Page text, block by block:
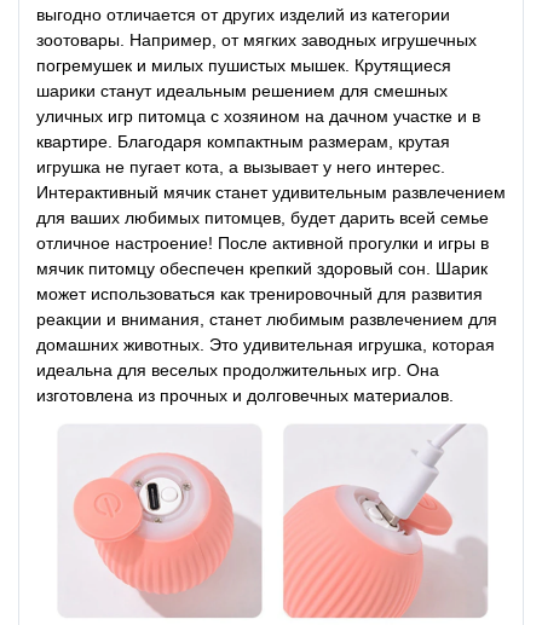
выгодно отличается от других изделий из категории
зоотовары. Например, от мягких заводных игрушечных
погремушек и милых пушистых мышек. Крутящиеся
шарики станут идеальным решением для смешных
уличных игр питомца с хозяином на дачном участке и в
квартире. Благодаря компактным размерам, крутая
игрушка не пугает кота, а вызывает у него интерес.
Интерактивный мячик станет удивительным развлечением
для ваших любимых питомцев, будет дарить всей семье
отличное настроение! После активной прогулки и игры в
мячик питомцу обеспечен крепкий здоровый сон. Шарик
может использоваться как тренировочный для развития
реакции и внимания, станет любимым развлечением для
домашних животных. Это удивительная игрушка, которая
идеальна для веселых продолжительных игр. Она
изготовлена из прочных и долговечных материалов.